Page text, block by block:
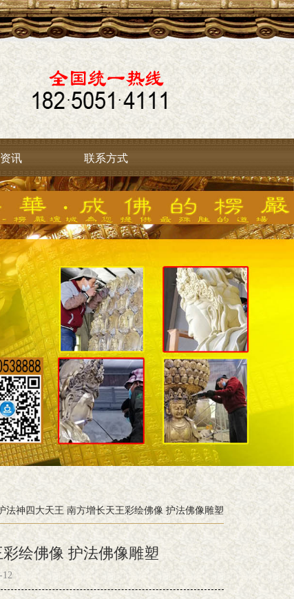
讯 联系方式
法神四大天王 南方增长天王彩绘佛像 护法佛像雕塑
绘佛像 护法佛像雕塑